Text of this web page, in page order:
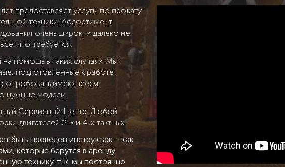
предоставляет услуги по прокату
техники. Ассортимент
очень широк, и далеко не
что требуется.
помощь в таких случаях. Мы
подготовленные к работе
опробовать имеющееся
нужные модели.
Сервисный Центр. Любой
двигателей 2-х и 4-х тактных.
быть проведен инструктаж – как
которые берутся в аренду.
технику, т. к. мы постоянно